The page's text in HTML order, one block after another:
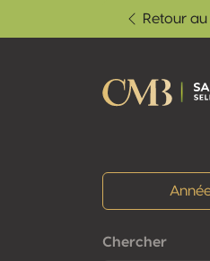
Retour au
Tous
Chercher